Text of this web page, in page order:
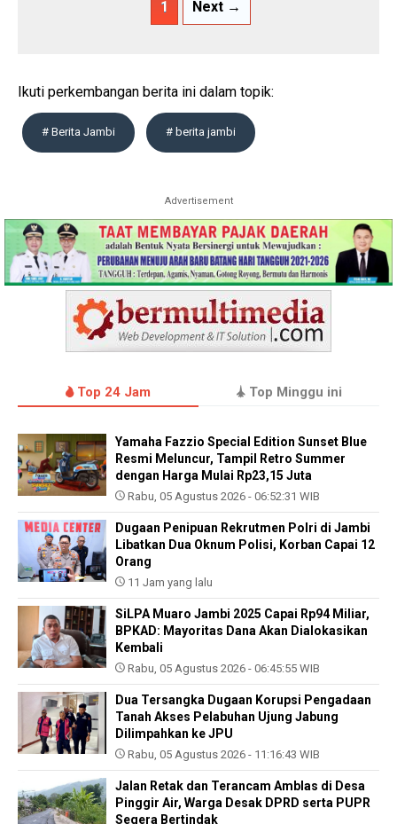
1 Next →
Ikuti perkembangan berita ini dalam topik:
# Berita Jambi # berita jambi
Advertisement
Top 24 Jam Top Minggu ini
Yamaha Fazzio Special Edition Sunset Blue
Resmi Meluncur, Tampil Retro Summer
dengan Harga Mulai Rp23,15 Juta
Rabu, 05 Agustus 2026 - 06:52:31 WIB
Dugaan Penipuan Rekrutmen Polri di Jambi
Libatkan Dua Oknum Polisi, Korban Capai 12
Orang
11 Jam yang lalu
SiLPA Muaro Jambi 2025 Capai Rp94 Miliar,
BPKAD: Mayoritas Dana Akan Dialokasikan
Kembali
Rabu, 05 Agustus 2026 - 06:45:55 WIB
Dua Tersangka Dugaan Korupsi Pengadaan
Tanah Akses Pelabuhan Ujung Jabung
Dilimpahkan ke JPU
Rabu, 05 Agustus 2026 - 11:16:43 WIB
Jalan Retak dan Terancam Amblas di Desa
Pinggir Air, Warga Desak DPRD serta PUPR
Segera Bertindak